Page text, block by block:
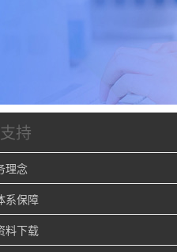
持
理念
系保障
料下载